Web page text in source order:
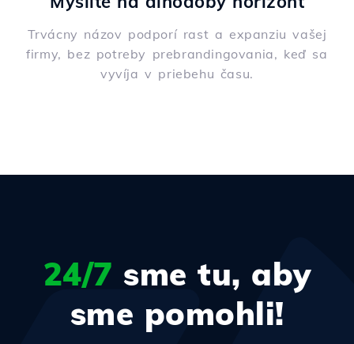
Trvácny názov podporí rast a expanziu vašej
firmy, bez potreby prebrandingovania, keď sa
vyvíja v priebehu času.
24/7 sme tu, aby
sme pomohli!